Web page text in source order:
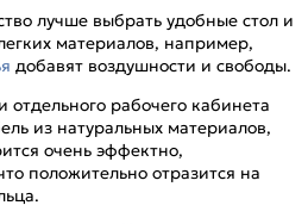
лучше выбрать удобные стол и
материалов, например,
добавят воздушности и свободы.
отдельного рабочего кабинета
из натуральных материалов,
очень эффектно,
положительно отразится на